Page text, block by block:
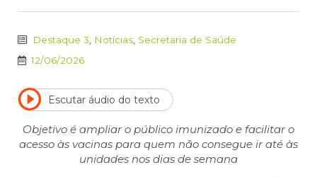
Destaque 3 Notícias Secretaria de Saúde
12/06/2026
Escutar áudio do texto
Objetivo é ampliar o público imunizado e facilitar o
acesso às vacinas para quem não consegue ir até às
unidades nos dias de semana